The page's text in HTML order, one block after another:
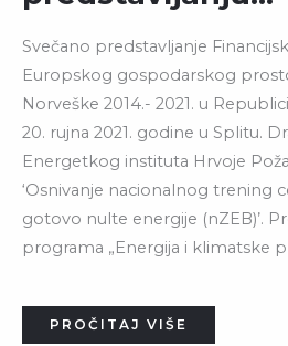
Svečano predstavljanje
Europskog gospodarskog
Norveške 2014.- 2021. u
20. rujna 2021. godine u Splitu.
Energetkog instituta Hrvoje
‘Osnivanje nacionalnog trening
gotovo nulte energije (nZEB)’.
programa „Energija i klimatske
PROČITAJ VIŠE